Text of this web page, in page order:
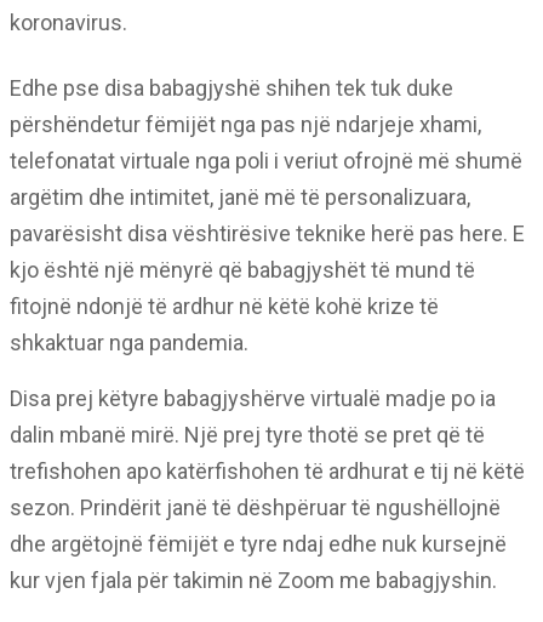
koronavirus.
Edhe pse disa babagjyshë shihen tek tuk duke
përshëndetur fëmijët nga pas një ndarjeje xhami,
telefonatat virtuale nga poli i veriut ofrojnë më shumë
argëtim dhe intimitet, janë më të personalizuara,
pavarësisht disa vështirësive teknike herë pas here. E
kjo është një mënyrë që babagjyshët të mund të
fitojnë ndonjë të ardhur në këtë kohë krize të
shkaktuar nga pandemia.
Disa prej këtyre babagjyshërve virtualë madje po ia
dalin mbanë mirë. Një prej tyre thotë se pret që të
trefishohen apo katërfishohen të ardhurat e tij në këtë
sezon. Prindërit janë të dëshpëruar të ngushëllojnë
dhe argëtojnë fëmijët e tyre ndaj edhe nuk kursejnë
kur vjen fjala për takimin në Zoom me babagjyshin.